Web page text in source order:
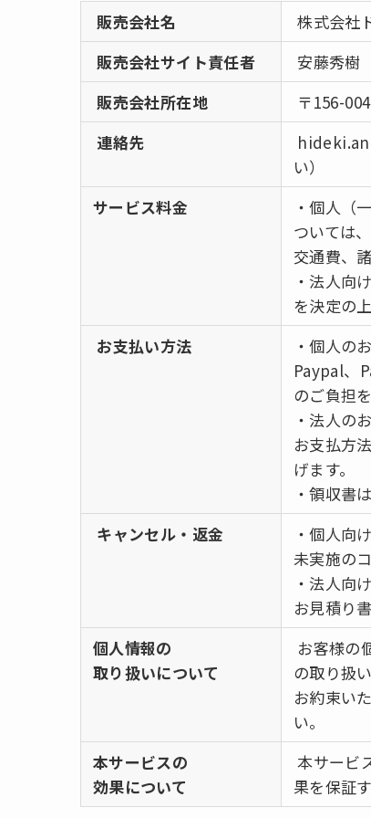
販売会社名
株式会社
販売会社サイト責任者
安藤秀樹
販売会社所在地
〒156-
連絡先
い）
サービス料金
・個人（
ついては
交通費、
・法人向
を決定の
お支払い方法
・個人の
Paypal、
のご負担
・法人の
お支払方
げます。
・領収書
キャンセル・返金
・個人向
未実施の
・法人向
お見積り
個人情報の
取り扱いについて
お客様の
の取り扱
お約束い
い。
本サービスの
効果について
本サービ
果を保証